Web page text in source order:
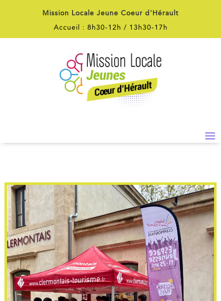
Mission Locale Jeune Coeur d'Hérault
Accueil : 8h30-12h / 13h30-17h